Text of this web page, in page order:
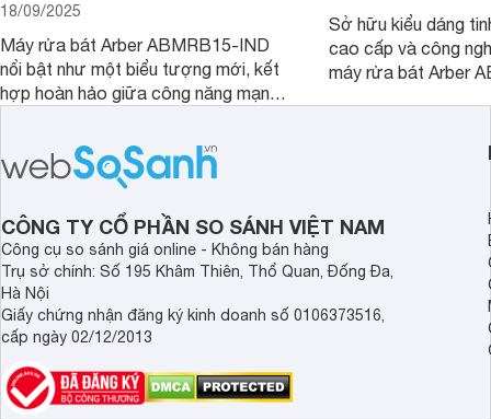
18/09/2025
Máy rửa bát Arber ABMRB15-IND
nổi bật như một biểu tượng mới, kết
hợp hoàn hảo giữa công năng mạnh
thủ đắc lực giúp giải phóng đôi tay,
mang lại sự thoải mái và sang trọng
trong từng khoảnh khắc quây quần.
Sở hữu kiểu dáng
cao cấp và công
máy rửa bát Arber
luôn sạch bóng,
CÔNG TY CỔ PHẦN SO SÁNH VIỆT NAM
Công cụ so sánh giá online - Không bán hàng
Trụ sở chính: Số 195 Khâm Thiên, Thổ Quan, Đống Đa,
Hà Nội
Giấy chứng nhận đăng ký kinh doanh số 0106373516,
cấp ngày 02/12/2013